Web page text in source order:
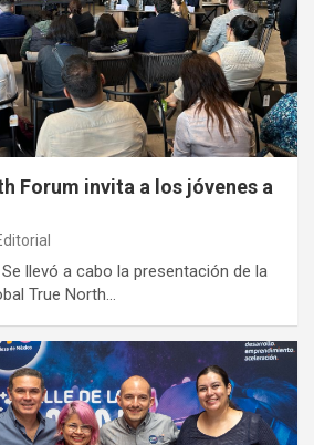
Forum invita a los jóvenes a
llevó a cabo la presentación de la
True North…